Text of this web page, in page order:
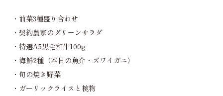
・前菜3種盛り合わせ
・契約農家のグリーンサラダ
・特選A5黒毛和牛100g
・海鮮2種（本日の魚介・ズワイガニ）
・旬の焼き野菜
・ガーリックライスと椀物